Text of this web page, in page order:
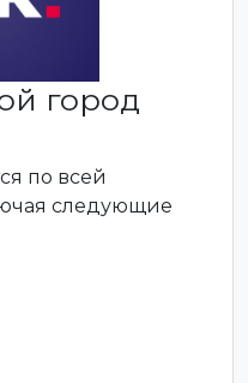
город
по всей
следующие